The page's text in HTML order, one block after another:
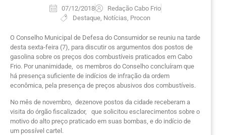
07/12/2018
Redação Cabo Frio
Destaque, Notícias Procon
O Conselho Municipal de Defesa do Consumidor se reuniu na tarde
desta sexta-feira (7), para discutir os argumentos dos postos de
gasolina sobre os preços dos combustíveis praticados em Cabo
Frio. Por unanimidade, os membros do Conselho concluíram que
há presença suficiente de indícios de infração da ordem
econômica, pela presença de preços abusivos dos combustíveis.
No mês de novembro, dezenove postos da cidade receberam a
visita do órgão fiscalizador, que solicitou esclarecimentos sobre o
motivo do alto preço praticado em suas bombas, e do indício de
um possível cartel.